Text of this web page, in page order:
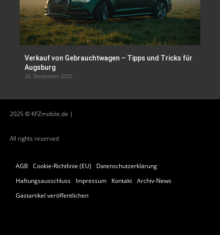
Verkauf von Gebrauchtwagen – Tipps und Tricks für
Augsburg
26. Dezember 2025
2025 © KFZmobile.de |
All rights reserved
AGB Cookie-Richtlinie (EU)
Datenschutzerklärung
Haftungsausschluss
Impressum Kontakt Archiv-News
Gastartikel veröffentlichen